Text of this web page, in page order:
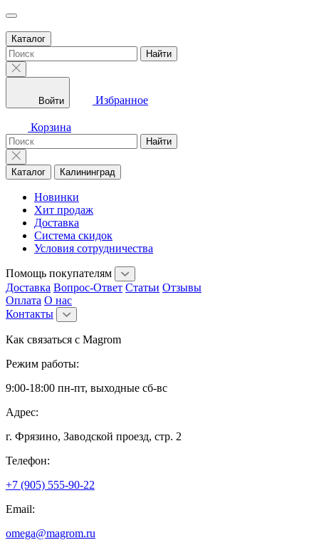
Каталог
Найти
Войти Избранное
Корзина
Найти
Каталог Калининград
Новинки
Хит продаж
Доставка
Система скидок
Условия сотрудничества
Помощь покупателям
Доставка Вопрос-Ответ Статьи Отзывы
Оплата О нас
Контакты
Как связаться с Magrom
Режим работы:
9:00-18:00 пн-пт, выходные сб-вс
Адрес:
г. Фрязино, Заводской проезд, стр. 2
Телефон:
+7 (905) 555-90-22
Email:
omega@magrom.ru